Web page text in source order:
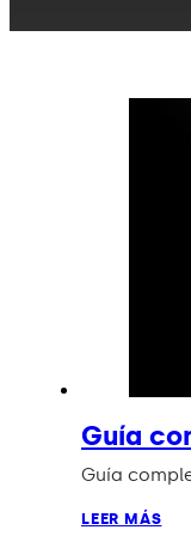
Guía
Guía
LEER MÁS